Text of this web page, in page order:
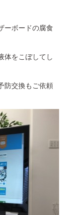
ーボードの腐食
体をこぼしてし
防交換もご依頼